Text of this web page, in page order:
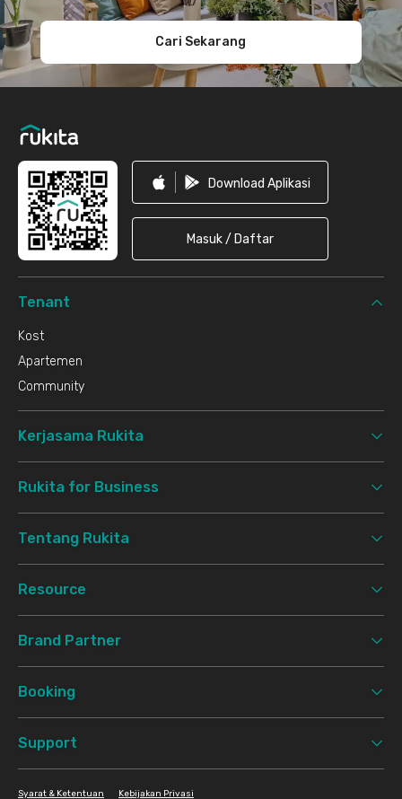
Cari Sekarang
Download Aplikasi
Masuk / Daftar
Tenant
Kost
Apartemen
Community
Kerjasama Rukita
Rukita for Business
Tentang Rukita
Resource
Brand Partner
Booking
Support
Syarat & Ketentuan Kebijakan Privasi